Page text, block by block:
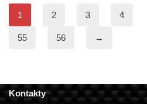
1 2 3 4
55 56 →
Kontakty